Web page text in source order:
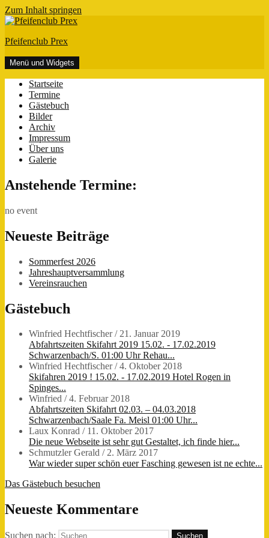
Zum Inhalt springen
Pfeifenclub Prex
Menü und Widgets
Startseite
Termine
Gästebuch
Bilder
Archiv
Impressum
Über uns
Galerie
Anstehende Termine:
no event
Neueste Beiträge
Sommerfest 2026
Jahreshauptversammlung
Vereinsrauchen
Gästebuch
Winfried Hechtfischer/21. Januar 2019
Abfahrtszeiten Skifahrt 2019 15.02. - 17.02.2019
Schwarzenbach/S. 01:00 Uhr Rehau...
Winfried Hechtfischer/4. Oktober 2018
Skifahren 2019 ! 15.02. - 17.02.2019 Hotel Rogen in
Spinges...
Winfried /4. Februar 2018
Abfahrtszeiten Skifahrt 02.03. – 04.03.2018
Schwarzenbach/Saale Fa. Meisl 01:00 Uhr...
Laux Konrad / 11. Oktober 2017
Die neue Webseite ist sehr gut Gestaltet, ich finde hier...
Schmutzler Gerald /2. März 2017
War wieder super schön euer Fasching gewesen ist ne echte...
Das Gästebuch besuchen
Neueste Kommentare
Suchen nach: